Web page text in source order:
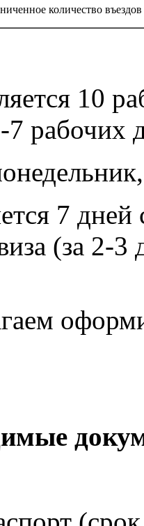
количество
10
рабочих
7 дней
(за 2-